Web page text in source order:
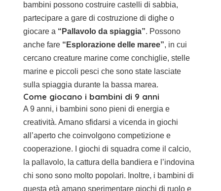
bambini possono costruire castelli di sabbia,
partecipare a gare di costruzione di dighe o
giocare a “Pallavolo da spiaggia”. Possono
anche fare “Esplorazione delle maree”, in cui
cercano creature marine come conchiglie, stelle
marine e piccoli pesci che sono state lasciate
sulla spiaggia durante la bassa marea.
Come giocano i bambini di 9 anni
A 9 anni, i bambini sono pieni di energia e
creatività. Amano sfidarsi a vicenda in giochi
all’aperto che coinvolgono competizione e
cooperazione. I giochi di squadra come il calcio,
la pallavolo, la cattura della bandiera e l’indovina
chi sono sono molto popolari. Inoltre, i bambini di
questa età amano sperimentare giochi di ruolo e